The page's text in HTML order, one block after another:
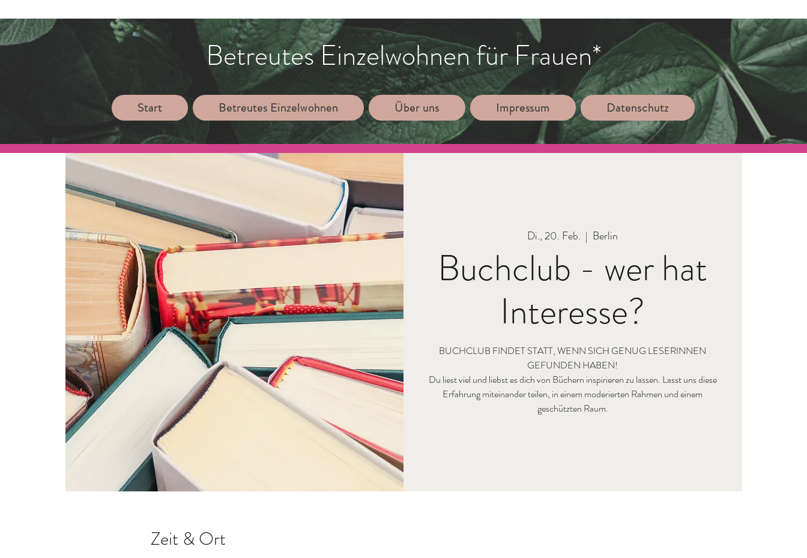
Betreutes Einzelwohnen für Frauen*
Start Betreutes Einzelwohnen Über uns Impressum Datenschutz
Di., 20. Feb.
  |
Berlin
Buchclub - wer hat
Interesse?
BUCHCLUB FINDET STATT, WENN SICH GENUG LESERINNEN
GEFUNDEN HABEN!
Du liest viel und liebst es dich von Büchern inspirieren zu lassen. Lasst uns diese
Erfahrung miteinander teilen, in einem moderierten Rahmen und einem
geschützten Raum.
Zeit & Ort